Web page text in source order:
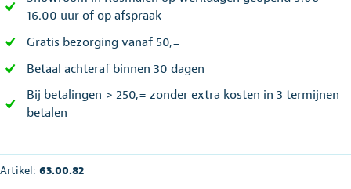
16.00 uur of op afspraak
Gratis bezorging vanaf 50,=
Betaal achteraf binnen 30 dagen
Bij betalingen > 250,= zonder extra kosten in 3 termijnen
betalen
Artikel: 63.00.82